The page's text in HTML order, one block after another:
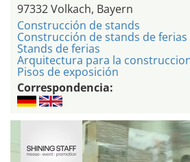
97332 Volkach, Bayern
Construcción de stands
Construcción de stands de ferias
Stands de ferias
Arquitectura para la
Pisos de exposición
Correspondencia: